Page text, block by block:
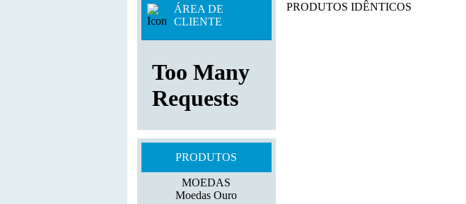
ÁREA DE
CLIENTE
PRODUTOS
MOEDAS
Moedas Ouro
PRODUTOS IDÊNTICOS